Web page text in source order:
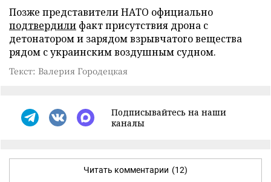
Позже представители НАТО официально
подтвердили факт присутствия дрона с
детонатором и зарядом взрывчатого вещества
рядом с украинским воздушным судном.
Текст: Валерия Городецкая
Подписывайтесь на наши
каналы
Читать комментарии (12)